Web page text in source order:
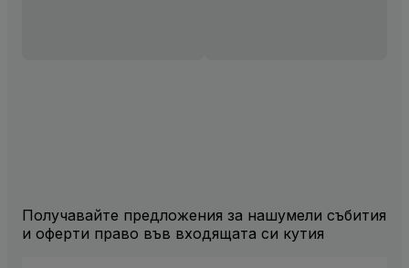
Получавайте предложения за нашумели събития
и оферти право във входящата си кутия